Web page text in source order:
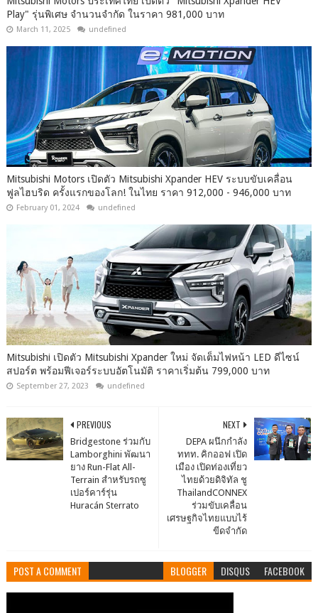
Play" รุ่นพิเศษ จำนวนจำกัด ในราคา 981,000 บาท
March 11, 2025 undefined
Mitsubishi Motors เปิดตัว Mitsubishi Xpander HEV ระบบขับเคลื่อน
ฟูลไฮบริด ครั้งแรกของโลก! ในไทย ราคา 912,000 - 946,000 บาท
February 01, 2024 undefined
Mitsubishi เปิดตัว Mitsubishi Xpander ใหม่ จัดเต็มไฟหน้า LED ดีไซน์
สปอร์ต พร้อมฟีเจอร์ระบบอัตโนมัติ ราคาเริ่มต้น 799,000 บาท
September 27, 2023 undefined
NEXT
DEPA ผนึกกำลัง
ททท. คิกออฟ เปิด
เมือง เปิดท่องเที่ยว
ไทยด้วยดิจิทัล ชู
ThailandCONNEX
ร่วมขับเคลื่อน
เศรษฐกิจไทยแบบไร้
ขีดจำกัด
PREVIOUS
Bridgestone ร่วมกับ
Lamborghini พัฒนา
ยาง Run-Flat All-
Terrain สำหรับรถซู
เปอร์คาร์รุ่น
Huracán Sterrato
POST A COMMENT BLOGGER DISQUS FACEBOOK